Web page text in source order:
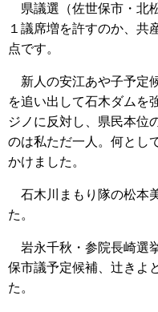
県議選（佐世保市・北
１議席増を許すのか、共
点です。
新人の安江あや子予定
を追い出して石木ダムを
ジノに反対し、県民本位
のは私ただ一人。何とし
かけました。
石木川まもり隊の松本
た。
岩永千秋・参院長崎選
保市議予定候補、辻きよ
た。